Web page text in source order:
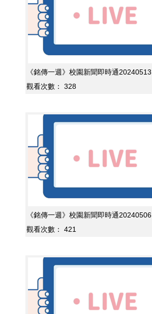
《銘傳一週》校園新聞即時通20240513
觀看次數：
328
《銘傳一週》校園新聞即時通20240506
觀看次數：
421